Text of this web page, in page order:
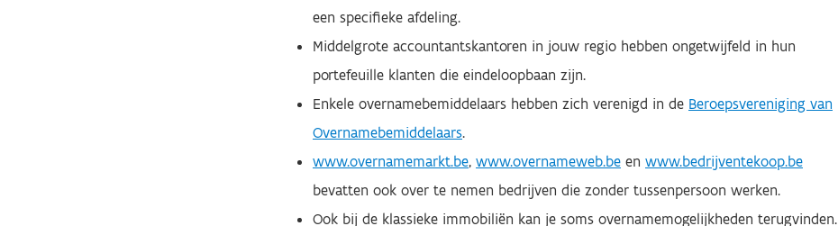
een specifieke afdeling.
Middelgrote accountantskantoren in jouw regio hebben ongetwijfeld in hun
portefeuille klanten die eindeloopbaan zijn.
Enkele overnamebemiddelaars hebben zich verenigd in de Beroepsvereniging van
Overnamebemiddelaars.
www.overnamemarkt.be, www.overnameweb.be en www.bedrijventekoop.be
bevatten ook over te nemen bedrijven die zonder tussenpersoon werken.
Ook bij de klassieke immobiliën kan je soms overnamemogelijkheden terugvinden.